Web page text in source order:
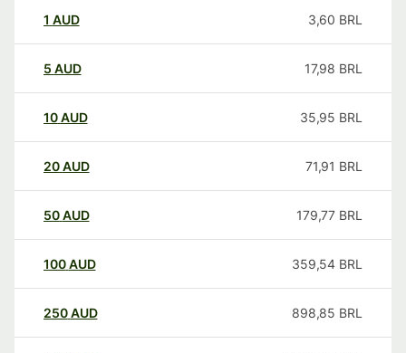
1 AUD 3,60 BRL
5 AUD 17,98 BRL
10AUD 35,95 BRL
20AUD 71,91 BRL
50AUD 179,77 BRL
100AUD 359,54 BRL
250AUD 898,85 BRL